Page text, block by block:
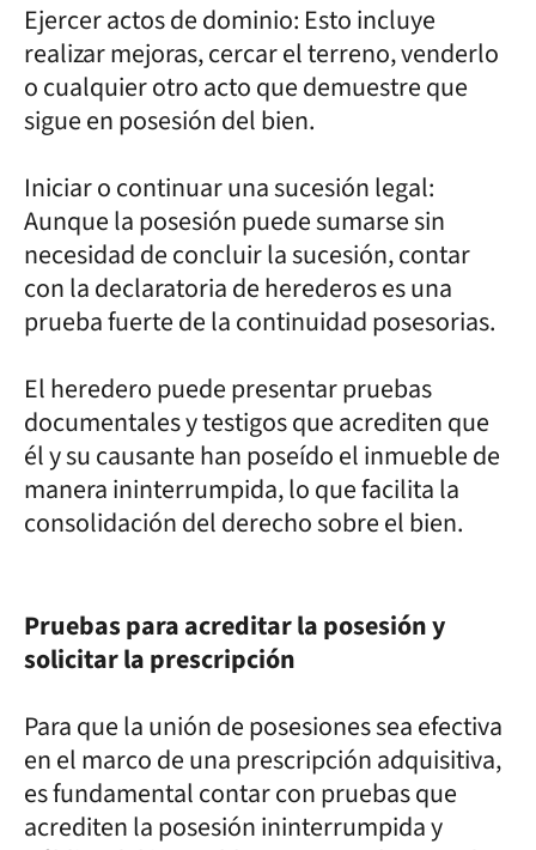
Ejercer actos de dominio: Esto incluye
realizar mejoras, cercar el terreno, venderlo
o cualquier otro acto que demuestre que
sigue en posesión del bien.
Iniciar o continuar una sucesión legal:
Aunque la posesión puede sumarse sin
necesidad de concluir la sucesión, contar
con la declaratoria de herederos es una
prueba fuerte de la continuidad posesorias.
El heredero puede presentar pruebas
documentales y testigos que acrediten que
él y su causante han poseído el inmueble de
manera ininterrumpida, lo que facilita la
consolidación del derecho sobre el bien.
Pruebas para acreditar la posesión y
solicitar la prescripción
Para que la unión de posesiones sea efectiva
en el marco de una prescripción adquisitiva,
es fundamental contar con pruebas que
acrediten la posesión ininterrumpida y